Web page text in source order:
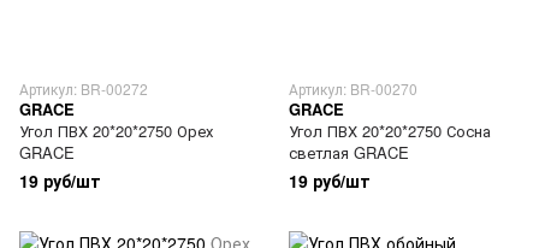
Артикул: BR-00272
GRACE
Угол ПВХ 20*20*2750 Орех
GRACE
19 руб/шт
Артикул: BR-00270
GRACE
Угол ПВХ 20*20*2750 Сосна
светлая GRACE
19 руб/шт